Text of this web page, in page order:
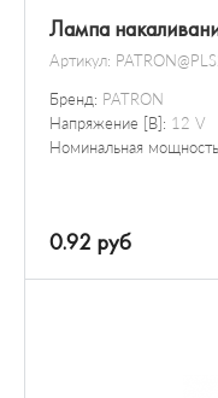
Лампа
Артикул:
Бренд: PATRON
Напряжение [В]: 12 V
Номинальная
0.92 руб